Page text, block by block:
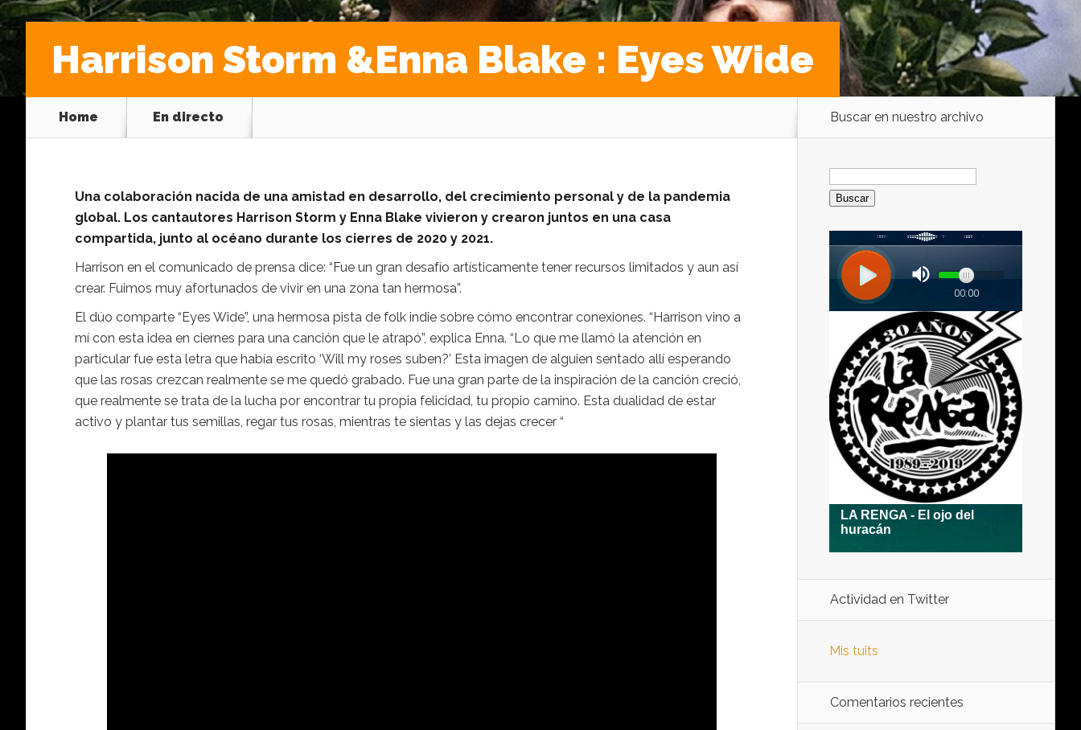
Harrison Storm &Enna Blake : Eyes Wide
Home En directo
Una colaboración nacida de una amistad en desarrollo, del crecimiento personal y de la pandemia
global. Los cantautores Harrison Storm y Enna Blake vivieron y crearon juntos en una casa
compartida, junto al océano durante los cierres de 2020 y 2021.
Harrison en el comunicado de prensa dice: “Fue un gran desafío artísticamente tener recursos limitados y aun así
crear. Fuimos muy afortunados de vivir en una zona tan hermosa”.
El dúo comparte “Eyes Wide”, una hermosa pista de folk indie sobre cómo encontrar conexiones. “Harrison vino a
mí con esta idea en ciernes para una canción que le atrapó”, explica Enna. “Lo que me llamó la atención en
particular fue esta letra que había escrito ‘Will my roses suben?’ Esta imagen de alguien sentado allí esperando
que las rosas crezcan realmente se me quedó grabado. Fue una gran parte de la inspiración de la canción creció,
que realmente se trata de la lucha por encontrar tu propia felicidad, tu propio camino. Esta dualidad de estar
activo y plantar tus semillas, regar tus rosas, mientras te sientas y las dejas crecer “
Buscar en nuestro archivo
Buscar:
Actividad en Twitter
Mis tuits
Comentarios recientes